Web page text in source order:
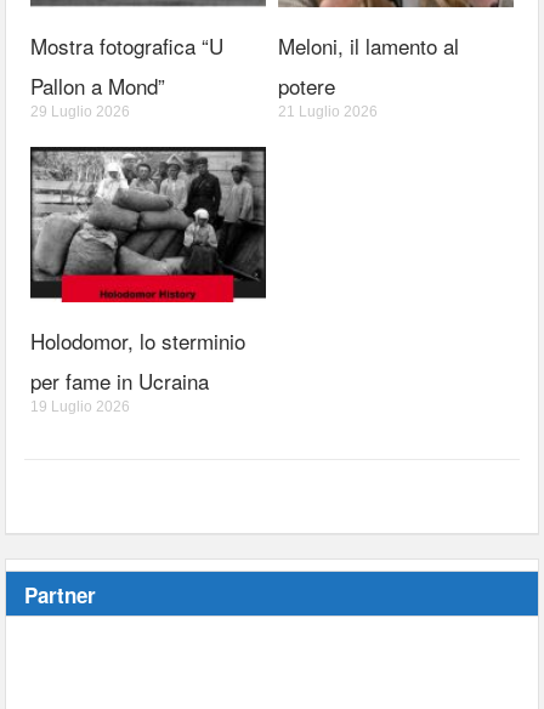
Mostra fotografica “U
Pallon a Mond”
29 Luglio 2026
Meloni, il lamento al
potere
21 Luglio 2026
Holodomor, lo sterminio
per fame in Ucraina
19 Luglio 2026
Partner